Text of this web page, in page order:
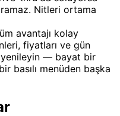
Nitleri ortama
avantajı kolay
fiyatları ve gün
— bayat bir
basılı menüden başka